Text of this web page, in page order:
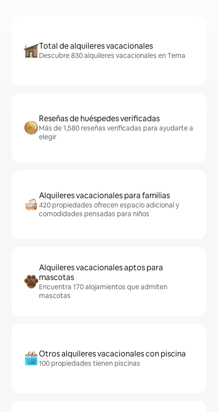
Total de alquileres vacacionales
Descubre 830 alquileres vacacionales en Tema
Reseñas de huéspedes verificadas
Más de 1,580 reseñas verificadas para ayudarte a
elegir
Alquileres vacacionales para familias
420 propiedades ofrecen espacio adicional y
comodidades pensadas para niños
Alquileres vacacionales aptos para
mascotas
Encuentra 170 alojamientos que admiten
mascotas
Otros alquileres vacacionales con piscina
100 propiedades tienen piscinas